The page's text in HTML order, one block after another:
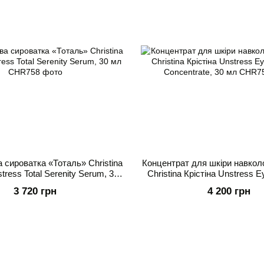
сироватка «Тоталь» Christina
Total Serenity Serum, 30
3 720 грн
Концентрат для шкіри
Christina Крістіна Unstress
4 200 грн